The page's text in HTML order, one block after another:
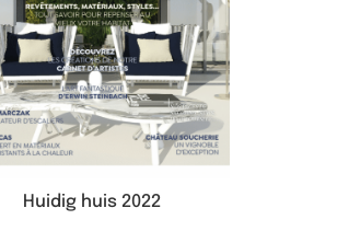
Huidig huis 2022